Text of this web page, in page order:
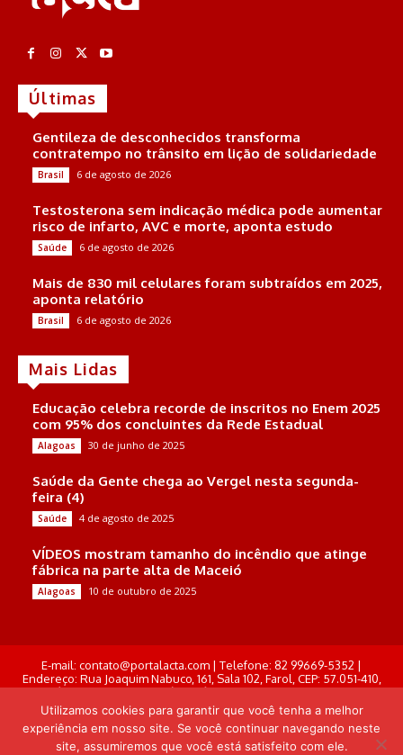
Últimas
Gentileza de desconhecidos transforma
contratempo no trânsito em lição de solidariedade
Brasil 6 de agosto de 2026
Testosterona sem indicação médica pode aumentar
risco de infarto, AVC e morte, aponta estudo
Saúde 6 de agosto de 2026
Mais de 830 mil celulares foram subtraídos em 2025,
aponta relatório
Brasil 6 de agosto de 2026
Mais Lidas
Educação celebra recorde de inscritos no Enem 2025
com 95% dos concluintes da Rede Estadual
Alagoas 30 de junho de 2025
Saúde da Gente chega ao Vergel nesta segunda-
feira (4)
Saúde 4 de agosto de 2025
VÍDEOS mostram tamanho do incêndio que atinge
fábrica na parte alta de Maceió
Alagoas 10 de outubro de 2025
E-mail: contato@portalacta.com | Telefone: 82 99669-5352 |
Endereço: Rua Joaquim Nabuco, 161, Sala 102, Farol, CEP: 57.051-410,
Maceió, Alagoas . Responsável Técnico: Derek Gustavo de Morais
Pereira
© Portal Acta - 2025-2026.
Utilizamos cookies para garantir que você tenha a melhor
experiência em nosso site. Se você continuar navegando neste
site, assumiremos que você está satisfeito com ele.